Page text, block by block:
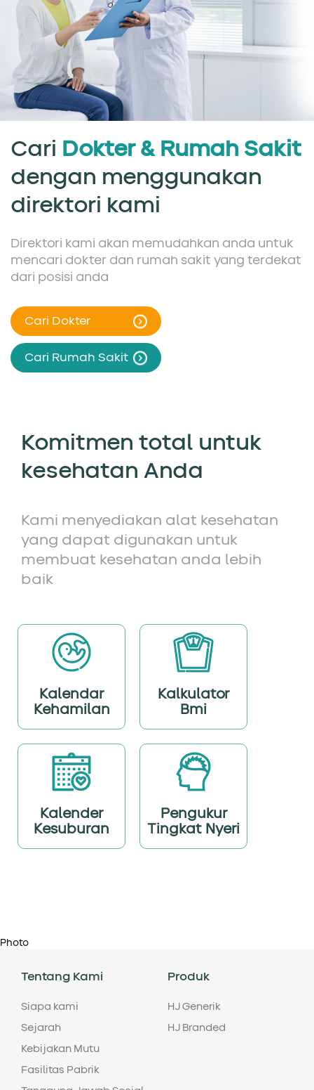
Cari Dokter & Rumah Sakit
dengan menggunakan
direktori kami
Direktori kami akan memudahkan anda untuk
mencari dokter dan rumah sakit yang terdekat
dari posisi anda
Cari Dokter
Cari Rumah Sakit
Komitmen total untuk
kesehatan Anda
Kami menyediakan alat kesehatan
yang dapat digunakan untuk
membuat kesehatan anda lebih
baik
Kalendar
Kehamilan
Kalkulator
Bmi
Kalender
Kesuburan
Pengukur
Tingkat Nyeri
Photo
Tentang Kami
Siapa kami
Sejarah
Kebijakan Mutu
Fasilitas Pabrik
Produk
HJ Generik
HJ Branded